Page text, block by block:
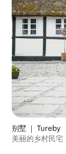
别墅 ｜ Tureby
美丽的乡村民宅